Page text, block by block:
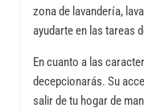
zona de lavandería,
ayudarte en las tareas
En cuanto a las
decepcionarás. Su
salir de tu hogar de